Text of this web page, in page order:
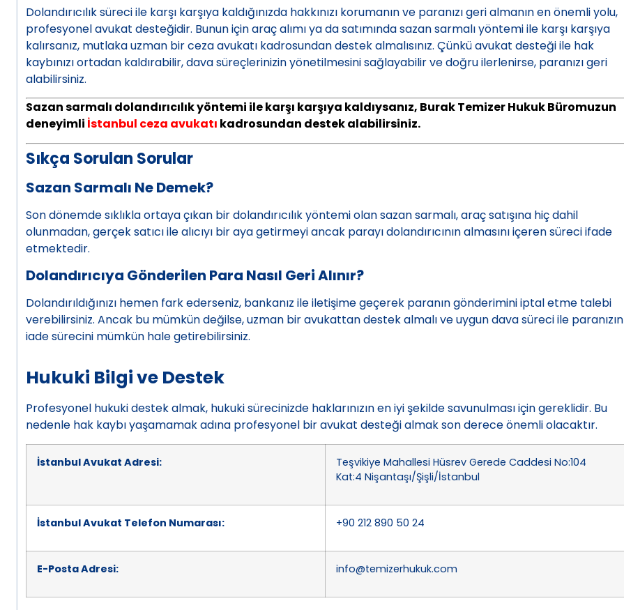
Dolandırıcılık süreci ile karşı karşıya kaldığınızda hakkınızı korumanın ve paranızı geri almanın en önemli yolu,
profesyonel avukat desteğidir. Bunun için araç alımı ya da satımında sazan sarmalı yöntemi ile karşı karşıya
kalırsanız, mutlaka uzman bir ceza avukatı kadrosundan destek almalısınız. Çünkü avukat desteği ile hak
kaybınızı ortadan kaldırabilir, dava süreçlerinizin yönetilmesini sağlayabilir ve doğru ilerlenirse, paranızı geri
alabilirsiniz.
Sazan sarmalı dolandırıcılık yöntemi ile karşı karşıya kaldıysanız, Burak Temizer Hukuk Büromuzun
deneyimli İstanbul ceza avukatı kadrosundan destek alabilirsiniz.
Sıkça Sorulan Sorular
Sazan Sarmalı Ne Demek?
Son dönemde sıklıkla ortaya çıkan bir dolandırıcılık yöntemi olan sazan sarmalı, araç satışına hiç dahil
olunmadan, gerçek satıcı ile alıcıyı bir aya getirmeyi ancak parayı dolandırıcının almasını içeren süreci ifade
etmektedir.
Dolandırıcıya Gönderilen Para Nasıl Geri Alınır?
Dolandırıldığınızı hemen fark ederseniz, bankanız ile iletişime geçerek paranın gönderimini iptal etme talebi
verebilirsiniz. Ancak bu mümkün değilse, uzman bir avukattan destek almalı ve uygun dava süreci ile paranızın
iade sürecini mümkün hale getirebilirsiniz.
Hukuki Bilgi ve Destek
Profesyonel hukuki destek almak, hukuki sürecinizde haklarınızın en iyi şekilde savunulması için gereklidir. Bu
nedenle hak kaybı yaşamamak adına profesyonel bir avukat desteği almak son derece önemli olacaktır.
İstanbul Avukat Adresi:
Teşvikiye Mahallesi Hüsrev Gerede Caddesi No:104
Kat:4 Nişantaşı/Şişli/İstanbul
İstanbul Avukat Telefon Numarası: +90 212 890 50 24
E-Posta Adresi: info@temizerhukuk.com